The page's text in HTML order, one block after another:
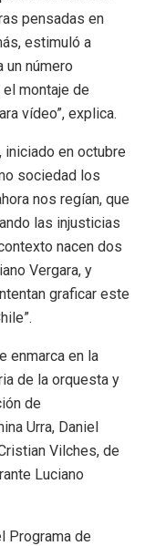
pensadas en
estimuló a
número
montaje de
vídeo”, explica.
en octubre
sociedad los
nos regían, que
las injusticias
nacen dos
Vergara, y
graficar este
enmarca en la
de la orquesta y
de
Urra, Daniel
Vilches, de
Luciano
Programa de